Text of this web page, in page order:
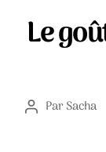
Le
Auteur
ParSacha